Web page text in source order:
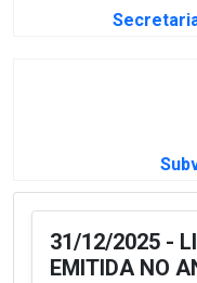
31/12/2025 -
EMITIDA NO